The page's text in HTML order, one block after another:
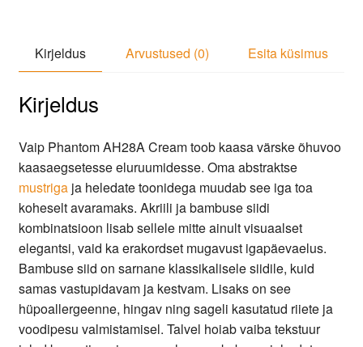
Kirjeldus Arvustused (0) Esita küsimus
Kirjeldus
Vaip Phantom AH28A Cream toob kaasa värske õhuvoo
kaasaegsetesse eluruumidesse. Oma abstraktse
mustrigaja heledate toonidega muudab see iga toa
koheselt avaramaks. Akriili ja bambuse siidi
kombinatsioon lisab sellele mitte ainult visuaalset
elegantsi, vaid ka erakordset mugavust igapäevaelus.
Bambuse siid on sarnane klassikalisele siidile, kuid
samas vastupidavam ja kestvam. Lisaks on see
hüpoallergeenne, hingav ning sageli kasutatud riiete ja
voodipesu valmistamisel. Talvel hoiab vaiba tekstuur